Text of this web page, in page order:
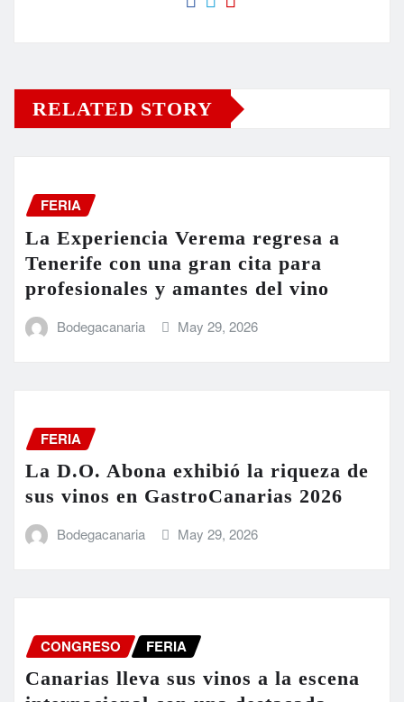
RELATED STORY
FERIA
La Experiencia Verema regresa a
Tenerife con una gran cita para
profesionales y amantes del vino
Bodegacanaria May 29, 2026
FERIA
La D.O. Abona exhibió la riqueza de
sus vinos en GastroCanarias 2026
Bodegacanaria May 29, 2026
CONGRESO FERIA
Canarias lleva sus vinos a la escena